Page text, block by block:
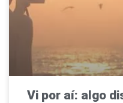
Vi por aí: algo